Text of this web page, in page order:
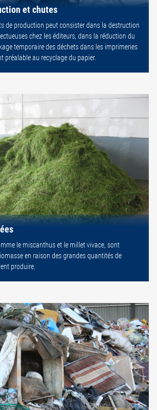
et chutes
de production peut consister dans la destruction
chez les éditeurs, dans la réduction du
temporaire des déchets dans les imprimeries
préalable au recyclage du papier.
le miscanthus et le millet vivace, sont
en raison des grandes quantités de
produire.